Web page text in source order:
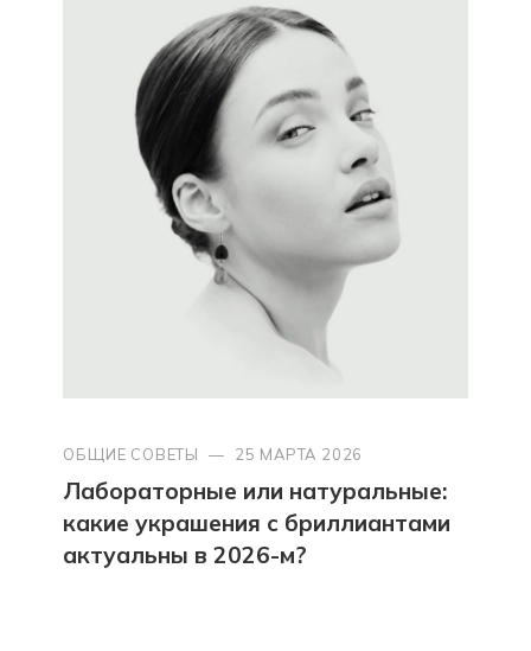
ОБЩИЕ СОВЕТЫ — 25 МАРТА 2026
Лабораторные или натуральные:
какие украшения с бриллиантами
актуальны в 2026-м?